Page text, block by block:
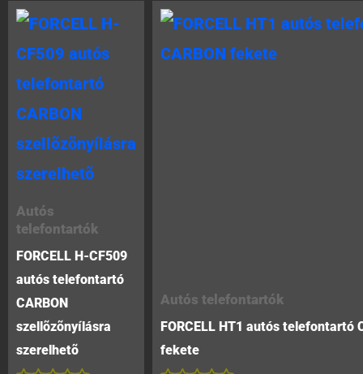
Autós
telefontartók
FORCELL H-CF509
autós telefontartó
CARBON
szellõzõnyílásra
szerelhetõ
Autós telefontartók
FORCELL HT1 autós telefontartó
fekete